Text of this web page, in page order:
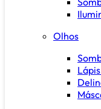
Olhos